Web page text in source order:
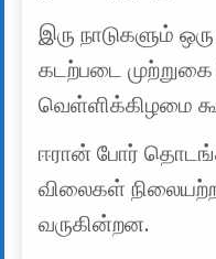
இரு நாடுகளும்
கடற்படை
வெள்ளிக்கிழமை
ஈரான் போர்
விலைகள்
வருகின்றன.